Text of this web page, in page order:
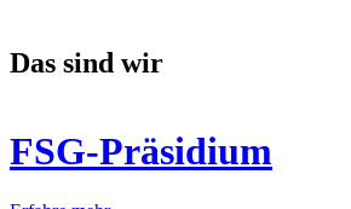
Das sind wir
FSG-Präsidium